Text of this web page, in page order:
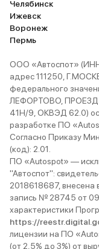
Челябинск
Ижевск
Воронеж
Пермь
ООО «Автоспот»
адрес 111250,
федерального
ЛЕФОРТОВО,
41Н/9, ОКВЭД 62.0)
разработке ПО
Согласно Приказу
(код): 2.01.
ПО «Autospot» —
"Автоспот":
2018618687, внесена
запись № 28745 от
характеристики
https://
лицензии на ПО
(от 2,5% до 3%) от